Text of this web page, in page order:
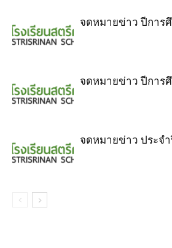
จดหมายข่าว ปีการ
จดหมายข่าว ปีการ
จดหมายข่าว ประจ